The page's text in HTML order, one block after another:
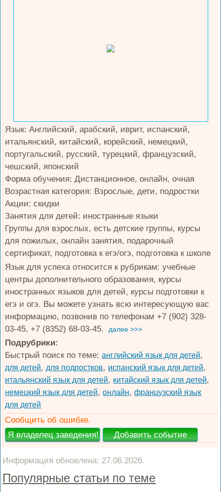
Язык: Английский, арабский, иврит, испанский,
итальянский, китайский, корейский, немецкий,
португальский, русский, турецкий, французский,
чешский, японский
Форма обучения: Дистанционное, онлайн, очная
Возрастная категория: Взрослые, дети, подростки
Акции: скидки
Занятия для детей: иностранные языки
Группы для взрослых, есть детские группы, курсы
для пожилых, онлайн занятия, подарочный
сертификат, подготовка к егэ/огэ, подготовка к школе
Язык для успеха относится к рубрикам: учебные
центры дополнительного образования, курсы
иностранных языков для детей, курсы подготовки к
егэ и огэ. Вы можете узнать всю интересующую вас
информацию, позвонив по телефонам +7 (902) 328-
03-45, +7 (8352) 68-03-45.
далее >>>
Подрубрики:
Быстрый поиск по теме:английский язык для детей,
для детей,для подростков, испанский язык для детей,
итальянский язык для детей, китайский язык для детей,
немецкий язык для детей,онлайн,французский язык
для детей
Сообщить об ошибке.
Информация обновлена: 27.06.2026.
Популярные статьи по теме